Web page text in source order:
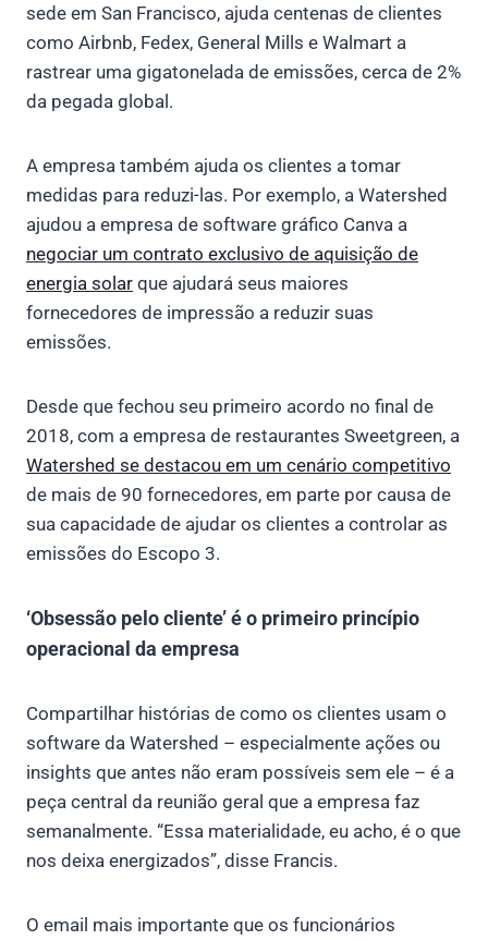
sede em San Francisco, ajuda centenas de clientes
como Airbnb, Fedex, General Mills e Walmart a
rastrear uma gigatonelada de emissões, cerca de 2%
da pegada global.
A empresa também ajuda os clientes a tomar
medidas para reduzi-las. Por exemplo, a Watershed
ajudou a empresa de software gráfico Canva a
negociar um contrato exclusivo de aquisição de
energia solar que ajudará seus maiores
fornecedores de impressão a reduzir suas
emissões.
Desde que fechou seu primeiro acordo no final de
2018, com a empresa de restaurantes Sweetgreen, a
Watershed se destacou em um cenário competitivo
de mais de 90 fornecedores, em parte por causa de
sua capacidade de ajudar os clientes a controlar as
emissões do Escopo 3.
‘Obsessão pelo cliente’ é o primeiro princípio
operacional da empresa
Compartilhar histórias de como os clientes usam o
software da Watershed – especialmente ações ou
insights que antes não eram possíveis sem ele – é a
peça central da reunião geral que a empresa faz
semanalmente. “Essa materialidade, eu acho, é o que
nos deixa energizados”, disse Francis.
O email mais importante que os funcionários